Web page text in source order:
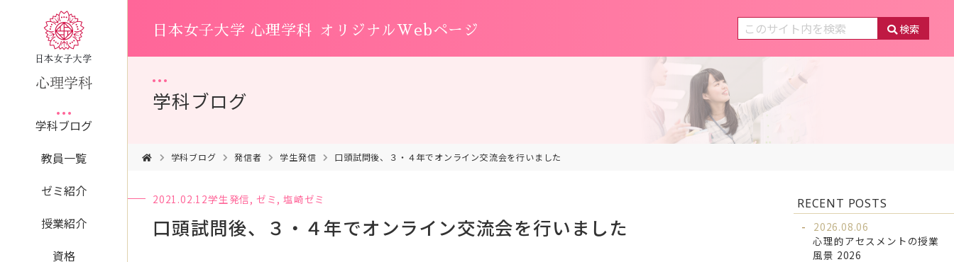
学科ブログ
教員一覧
ゼミ紹介
授業紹介
資格
日本女子大学 心理学科 オリジナルWebページ 検索
学科ブログ
学科ブログ 発信者 学生発信 口頭試問後、３・４年でオンライン交流会を行いました
2021.02.12学生発信, ゼミ , 塩崎ゼミ
口頭試問後、３・４年でオンライン交流会を行いました
RECENT POSTS
2026.08.06
心理的アセスメントの授業
風景 2026